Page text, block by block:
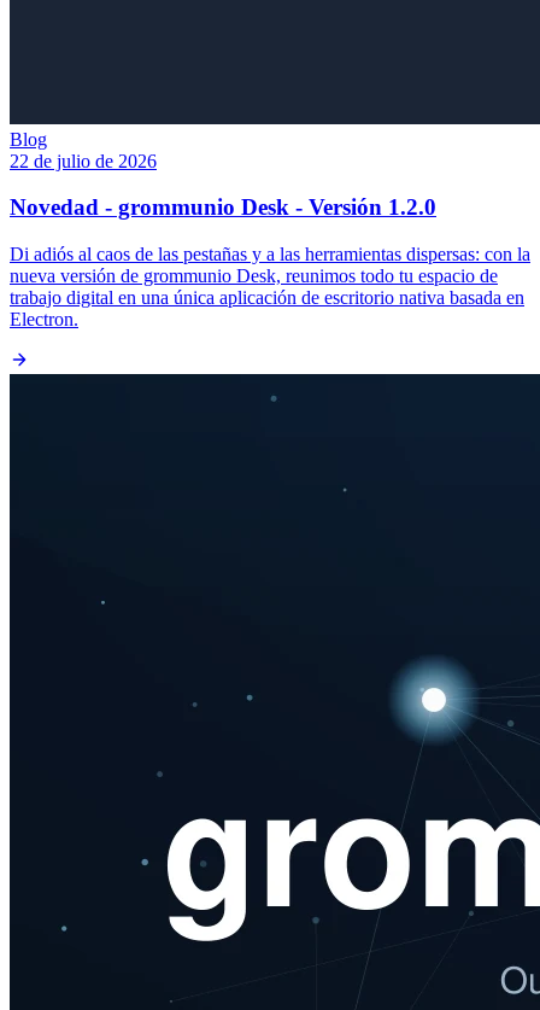
Blog
22 de julio de 2026
Novedad - grommunio Desk - Versión 1.2.0
Di adiós al caos de las pestañas y a las herramientas dispersas: con la
nueva versión de grommunio Desk, reunimos todo tu espacio de
trabajo digital en una única aplicación de escritorio nativa basada en
Electron.